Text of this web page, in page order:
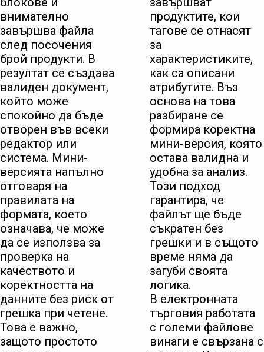
внимателно
завършва файла
след посочения
брой продукти. В
резултат се създава
валиден документ,
който може
спокойно да бъде
отворен във всеки
редактор или
система. Мини-
версията напълно
отговаря на
правилата на
формата, което
означава, че може
да се използва за
проверка на
качеството и
коректността на
данните без риск от
грешка при четене.
Това е важно,
защото простото
продуктите, кои
тагове се отнасят
за
характеристиките,
как са описани
атрибутите. Въз
основа на това
разбиране се
формира коректна
мини-версия, която
остава валидна и
удобна за анализ.
Този подход
гарантира, че
файлът ще бъде
съкратен без
грешки и в същото
време няма да
загуби своята
логика.
В електронната
търговия работата
с големи файлове
винаги е свързана с